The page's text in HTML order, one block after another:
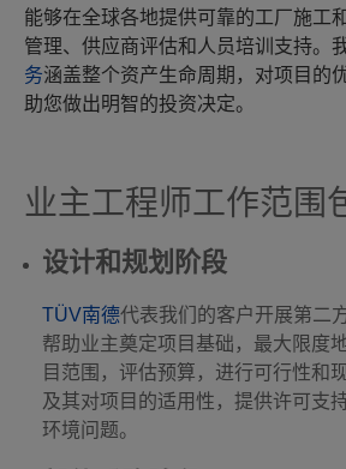
能够在全球各地提供可靠的工厂施工
管理、供应商评估和人员培训支持。
务涵盖整个资产生命周期，对项目的
助您做出明智的投资决定。
业主工程师工作范围
设计和规划阶段
TÜV南德代表我们的客户开展第二
帮助业主奠定项目基础，最大限度
目范围，评估预算，进行可行性和
及其对项目的适用性，提供许可支
环境问题。